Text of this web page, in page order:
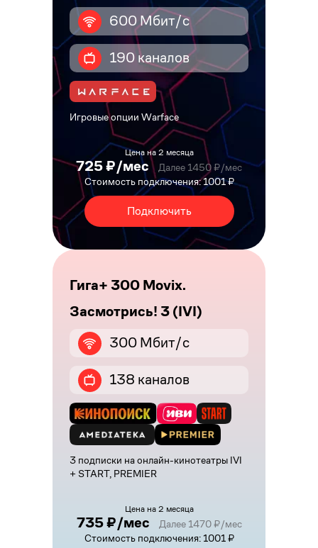
600 Мбит/с
190 каналов
Игровые опции Warface
Цена на 2 месяца
725 ₽/мес
Далее 1450 ₽/мес
Стоимость подключения: 1001 ₽
Подключить
Гига+ 300 Movix.
Засмотрись! 3 (IVI)
300 Мбит/с
138 каналов
3 подписки на онлайн-кинотеатры IVI
+ START, PREMIER
Цена на 2 месяца
735 ₽/мес
Далее 1470 ₽/мес
Стоимость подключения: 1001 ₽